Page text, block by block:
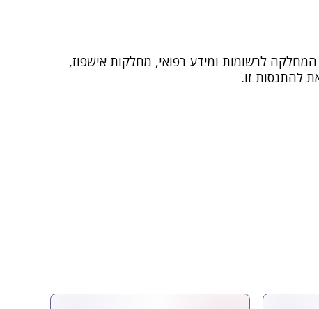
בשירותי הבריאות (כגון: המחלקה לרשומות ומידע רפואי, מחלקות אישפוז,
להתנסות זו.